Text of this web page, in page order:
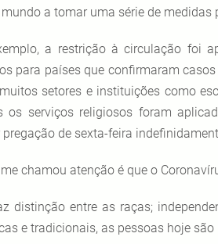
a tomar uma série de medidas
a restrição à circulação foi
para países que confirmaram
setores e instituições como
os serviços religiosos foram
de sexta-feira
me chamou atenção é que o
distinção entre as raças;
e tradicionais, as pessoas hoje são